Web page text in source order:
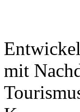
mit